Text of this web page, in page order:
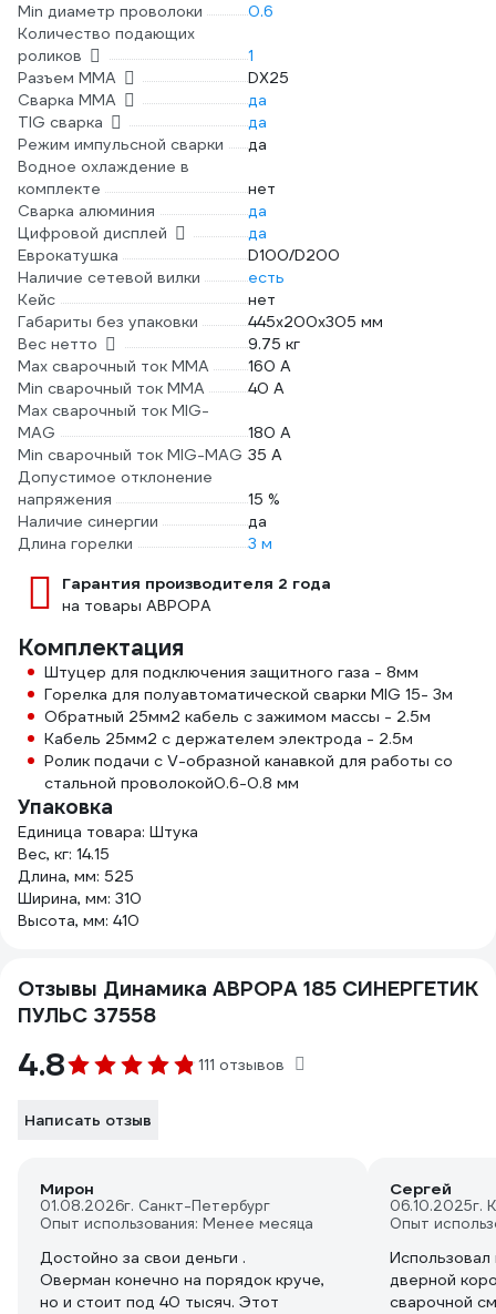
Min диаметр проволоки
0.6
Количество подающих
роликов
1
Разъем ММА
DX25
Сварка ММА
да
TIG сварка
да
Режим импульсной сварки
да
Водное охлаждение в
комплекте
нет
Сварка алюминия
да
Цифровой дисплей
да
Еврокатушка
D100/D200
Наличие сетевой вилки
есть
Кейс
нет
Габариты без упаковки
445х200х305 мм
Вес нетто
9.75 кг
Max сварочный ток ММА
160 А
Min сварочный ток ММА
40 А
Max сварочный ток MIG-
MAG
180 А
Min сварочный ток MIG-MAG 35 А
Допустимое отклонение
напряжения
15 %
Наличие синергии
да
Длина горелки
3 м
Гарантия производителя 2 года
на товары АВРОРА
Комплектация
Штуцер для подключения защитного газа - 8мм
Горелка для полуавтоматической сварки MIG 15- 3м
Обратный 25мм2 кабель с зажимом массы - 2.5м
Кабель 25мм2 с держателем электрода - 2.5м
Ролик подачи с V-образной канавкой для работы со
стальной проволокой0.6-0.8 мм
Упаковка
Единица товара: Штука
Вес, кг: 14.15
Длина, мм: 525
Ширина, мм: 310
Высота, мм: 410
Отзывы Динамика АВРОРА 185 СИНЕРГЕТИК
ПУЛЬС 37558
4.8 111 отзывов
Написать отзыв
Мирон
01.08.2026г. Санкт-Петербург
Опыт использования: Менее месяца
Достойно за свои деньги .
Оверман конечно на порядок круче,
но и стоит под 40 тысяч. Этот
Сергей
06.10.2025г.
Опыт
дверной
сварочной